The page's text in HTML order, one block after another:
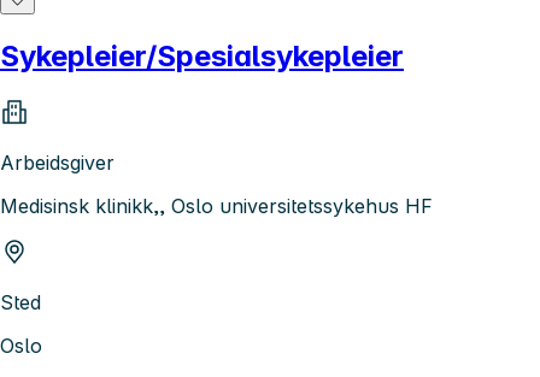
Sykepleier/Spesialsykepleier
Arbeidsgiver
Medisinsk klinikk,, Oslo universitetssykehus HF
Sted
Oslo